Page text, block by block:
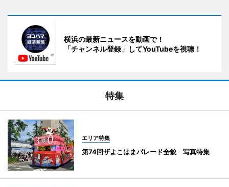
横浜の最新ニュースを動画で！
「チャンネル登録」してYouTubeを視聴！
特集
エリア特集
第74回ザよこはまパレード全貌 写真特集